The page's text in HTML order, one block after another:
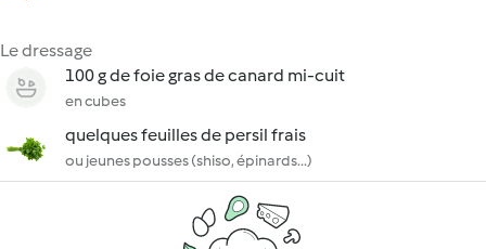
Le dressage
100 g de foie gras de canard mi-cuit
en cubes
quelques feuilles de persil frais
ou jeunes pousses (shiso, épinards...)